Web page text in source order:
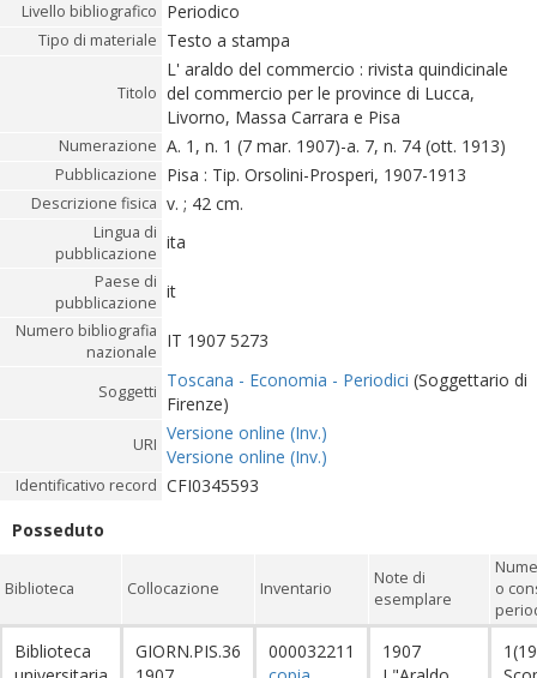
Livello bibliografico Periodico
Tipo di materiale Testo a stampa
Titolo
L' araldo del commercio : rivista quindicinale
del commercio per le province di Lucca,
Livorno, Massa Carrara e Pisa
Numerazione A. 1, n. 1 (7 mar. 1907)-a. 7, n. 74 (ott. 1913)
Pubblicazione Pisa : Tip. Orsolini-Prosperi, 1907-1913
Descrizione fisica v. ; 42 cm.
Lingua di
pubblicazione
ita
Paese di
pubblicazione
it
Numero bibliografia
nazionale
IT 1907 5273
Soggetti
Toscana - Economia - Periodici (Soggettario di
Firenze)
URI
Versione online (Inv.)
Versione online (Inv.)
Identificativo record CFI0345593
Posseduto
Biblioteca Collocazione Inventario
Note di
esemplare
o
Biblioteca
GIORN.PIS.36
000032211
1907